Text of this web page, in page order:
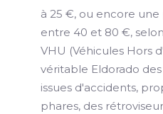
à 25 €, ou encore
entre 40 et 80 €,
VHU (Véhicules Hors
véritable Eldorado
issues d'accidents,
phares, des